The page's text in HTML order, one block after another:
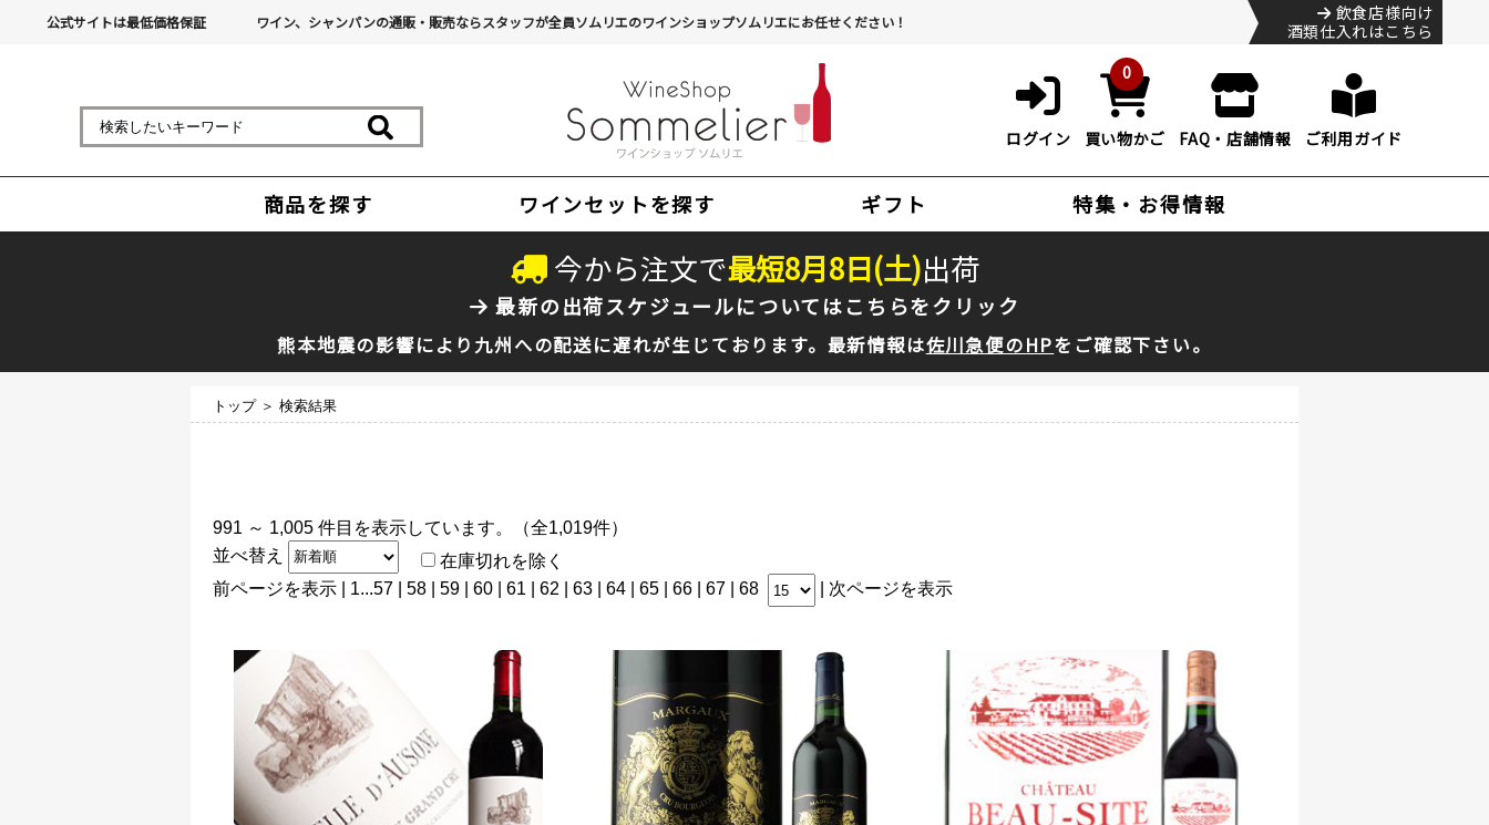
公式サイトは最低価格保証 ワイン、シャンパンの通販・販売ならスタッフが全員ソムリエのワインショップソムリエにお任せください！
飲食店様向け
酒類仕入れはこちら
ログイン
0
買い物かご FAQ・店舗情報 ご利用ガイド
商品を探す ワインセットを探す ギフト 特集・お得情報
今から注文で最短8月8日(土)出荷
最新の出荷スケジュールについてはこちらをクリック
熊本地震の影響により九州への配送に遅れが生じております。最新情報は佐川急便のHPをご確認下さい。
トップ ＞ 検索結果
991 ～ 1,005 件目を表示しています。（全1,019件）
並べ替え
在庫切れを除く
前ページを表示
1...57 58 59 60 61 62 63 64 65 66 | 67 | 68 次ページを表示